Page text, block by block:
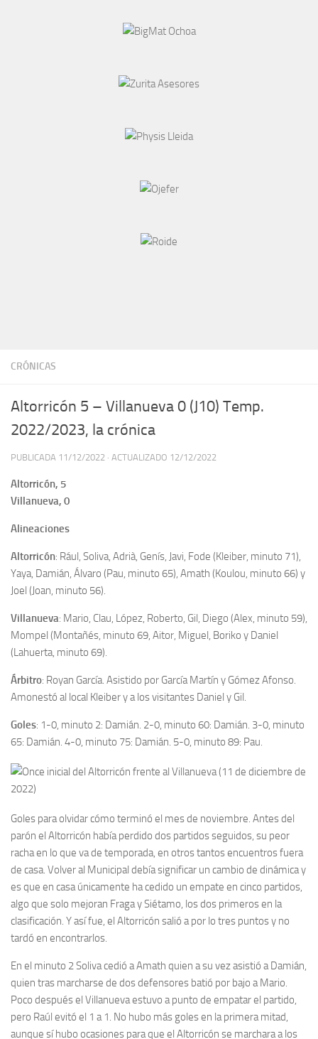
CRÓNICAS
Altorricón 5 – Villanueva 0 (J10) Temp.
2022/2023, la crónica
PUBLICADA 11/12/2022 · ACTUALIZADO 12/12/2022
Altorricón, 5
Villanueva, 0
Alineaciones
Altorricón: Rául, Soliva, Adrià, Genís, Javi, Fode (Kleiber, minuto 71),
Yaya, Damián, Álvaro (Pau, minuto 65), Amath (Koulou, minuto 66) y
Joel (Joan, minuto 56).
Villanueva: Mario, Clau, López, Roberto, Gil, Diego (Alex, minuto 59),
Mompel (Montañés, minuto 69, Aitor, Miguel, Boriko y Daniel
(Lahuerta, minuto 69).
Árbitro: Royan García. Asistido por García Martín y Gómez Afonso.
Amonestó al local Kleiber y a los visitantes Daniel y Gil.
Goles: 1-0, minuto 2: Damián. 2-0, minuto 60: Damián. 3-0, minuto
65: Damián. 4-0, minuto 75: Damián. 5-0, minuto 89: Pau.
Goles para olvidar cómo terminó el mes de noviembre. Antes del
parón el Altorricón había perdido dos partidos seguidos, su peor
racha en lo que va de temporada, en otros tantos encuentros fuera
de casa. Volver al Municipal debía significar un cambio de dinámica y
es que en casa únicamente ha cedido un empate en cinco partidos,
algo que solo mejoran Fraga y Siétamo, los dos primeros en la
clasificación. Y así fue, el Altorricón salió a por lo tres puntos y no
tardó en encontrarlos.
En el minuto 2 Soliva cedió a Amath quien a su vez asistió a Damián,
quien tras marcharse de dos defensores batió por bajo a Mario.
Poco después el Villanueva estuvo a punto de empatar el partido,
pero Raúl evitó el 1 a 1. No hubo más goles en la primera mitad,
aunque sí hubo ocasiones para que el Altorricón se marchara a los